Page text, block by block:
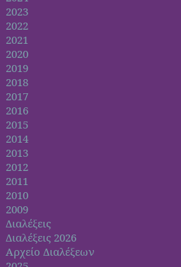
2023
2022
2021
2020
2019
2018
2017
2016
2015
2014
2013
2012
2011
2010
2009
Διαλέξεις
Διαλέξεις 2026
Αρχείο Διαλέξεων